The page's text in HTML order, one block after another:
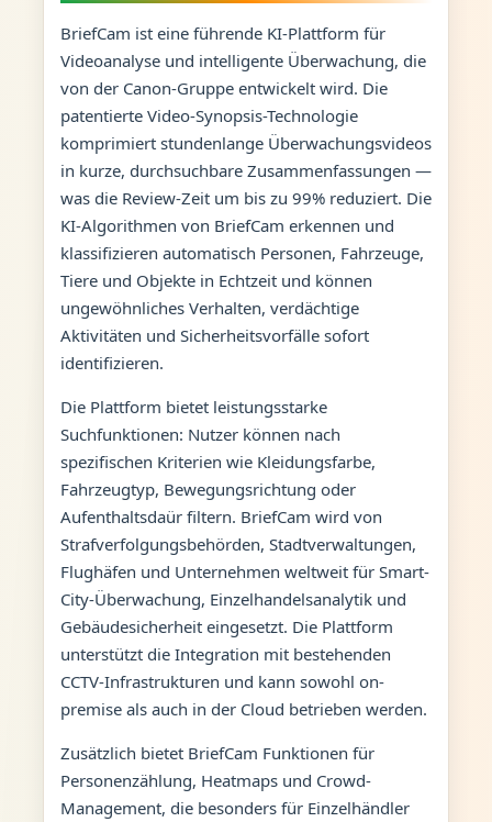
BriefCam ist eine führende KI-Plattform für
Videoanalyse und intelligente Überwachung, die
von der Canon-Gruppe entwickelt wird. Die
patentierte Video-Synopsis-Technologie
komprimiert stundenlange Überwachungsvideos
in kurze, durchsuchbare Zusammenfassungen —
was die Review-Zeit um bis zu 99% reduziert. Die
KI-Algorithmen von BriefCam erkennen und
klassifizieren automatisch Personen, Fahrzeuge,
Tiere und Objekte in Echtzeit und können
ungewöhnliches Verhalten, verdächtige
Aktivitäten und Sicherheitsvorfälle sofort
identifizieren.
Die Plattform bietet leistungsstarke
Suchfunktionen: Nutzer können nach
spezifischen Kriterien wie Kleidungsfarbe,
Fahrzeugtyp, Bewegungsrichtung oder
Aufenthaltsdaür filtern. BriefCam wird von
Strafverfolgungsbehörden, Stadtverwaltungen,
Flughäfen und Unternehmen weltweit für Smart-
City-Überwachung, Einzelhandelsanalytik und
Gebäudesicherheit eingesetzt. Die Plattform
unterstützt die Integration mit bestehenden
CCTV-Infrastrukturen und kann sowohl on-
premise als auch in der Cloud betrieben werden.
Zusätzlich bietet BriefCam Funktionen für
Personenzählung, Heatmaps und Crowd-
Management, die besonders für Einzelhändler